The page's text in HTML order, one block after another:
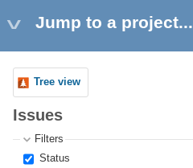
Jump to a project...
Tree view
Issues
Filters
Status